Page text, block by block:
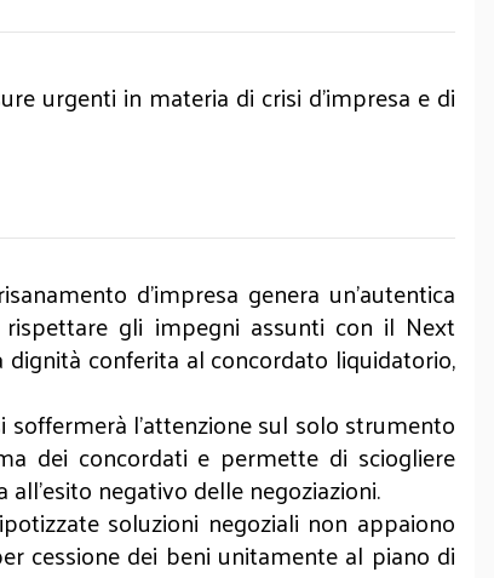
urgenti in materia di crisi d’impresa e di
d’impresa genera un’autentica
gli impegni assunti con il Next
conferita al concordato liquidatorio,
l’attenzione sul solo strumento
dei concordati e permette di sciogliere
negativo delle negoziazioni.
soluzioni negoziali non appaiono
cessione dei beni unitamente al piano di